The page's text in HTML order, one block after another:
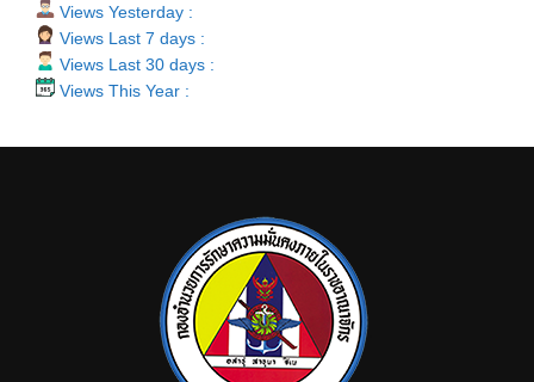
Views Yesterday :
Views Last 7 days :
Views Last 30 days :
Views This Year :